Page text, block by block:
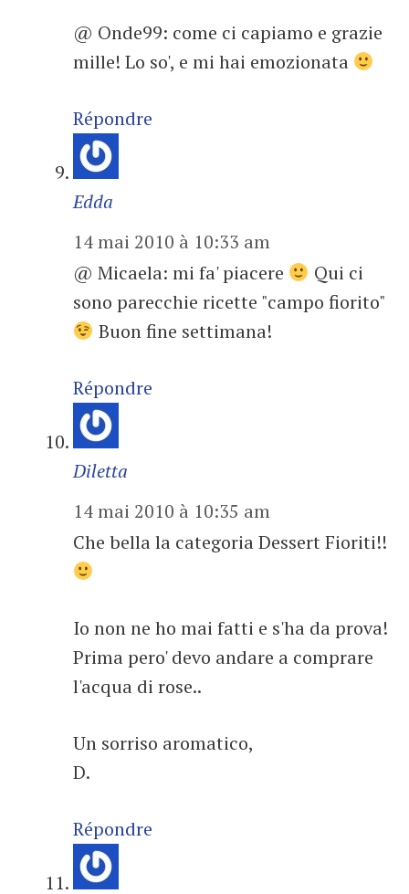
@ Onde99: come ci capiamo e grazie
mille! Lo so', e mi hai emozionata
Répondre
Edda
14 mai 2010 à 10:33 am
@ Micaela: mi fa' piacere
Qui ci
sono parecchie ricette "campo fiorito"
Buon fine settimana!
Répondre
Diletta
14 mai 2010 à 10:35 am
Che bella la categoria Dessert Fioriti!!
Io non ne ho mai fatti e s'ha da prova!
Prima pero' devo andare a comprare
l'acqua di rose..
Un sorriso aromatico,
D.
Répondre